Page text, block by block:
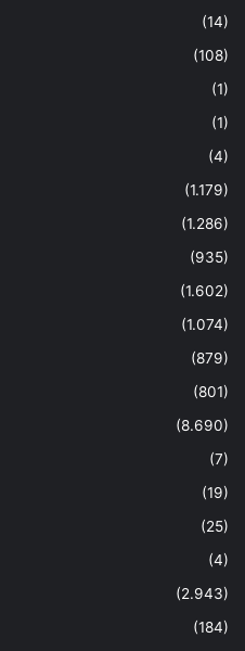
(14)
(108)
(1)
(1)
(4)
(1.179)
(1.286)
(935)
(1.602)
(1.074)
(879)
(801)
(8.690)
(7)
(19)
(25)
(4)
(2.943)
(184)